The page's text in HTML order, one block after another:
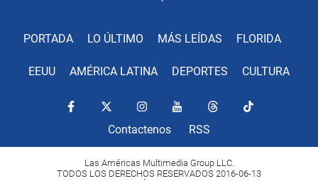
PORTADA LO ÚLTIMO MÁS LEÍDAS FLORIDA
EEUU AMÉRICA LATINA DEPORTES CULTURA
Contactenos RSS
Las Américas Multimedia Group LLC.
TODOS LOS DERECHOS RESERVADOS 2016-06-13